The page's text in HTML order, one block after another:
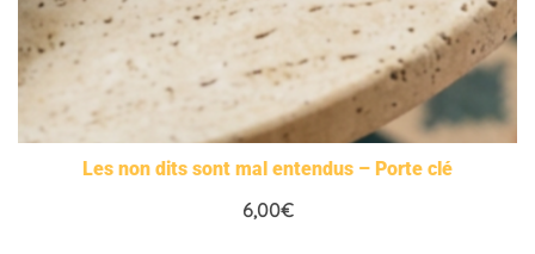
Les non dits sont mal entendus – Porte clé
6,00€